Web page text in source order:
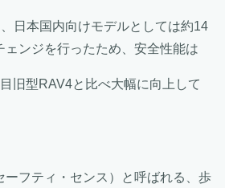
日本国内向けモデルとしては約14
ェンジを行ったため、安全性能は
旧型RAV4と比べ大幅に向上して
ーフティ・センス）と呼ばれる、歩